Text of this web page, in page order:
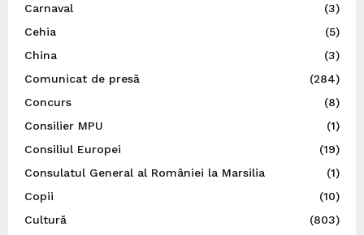
Carnaval
(3)
Cehia
(5)
China
(3)
Comunicat de presă
(284)
Concurs
(8)
Consilier MPU
(1)
Consiliul Europei
(19)
Consulatul General al României la Marsilia
(1)
Copii
(10)
Cultură
(803)